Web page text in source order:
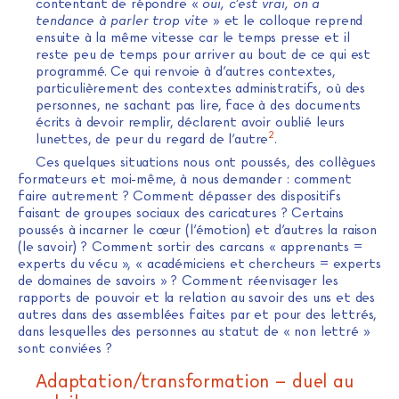
contentant de répondre « oui, c’est vrai, on a
tendance à parler trop vite » et le colloque reprend
ensuite à la même vitesse car le temps presse et il
reste peu de temps pour arriver au bout de ce qui est
programmé. Ce qui renvoie à d’autres contextes,
particulièrement des contextes administratifs, où des
personnes, ne sachant pas lire, face à des documents
écrits à devoir remplir, déclarent avoir oublié leurs
lunettes, de peur du regard de l’autre2.
Ces quelques situations nous ont poussés, des collègues
formateurs et moi-même, à nous demander : comment
faire autrement ? Comment dépasser des dispositifs
faisant de groupes sociaux des caricatures ? Certains
poussés à incarner le cœur (l’émotion) et d’autres la raison
(le savoir) ? Comment sortir des carcans « apprenants =
experts du vécu », « académiciens et chercheurs = experts
de domaines de savoirs » ? Comment réenvisager les
rapports de pouvoir et la relation au savoir des uns et des
autres dans des assemblées faites par et pour des lettrés,
dans lesquelles des personnes au statut de « non lettré »
sont conviées ?
Adaptation/transformation – duel au